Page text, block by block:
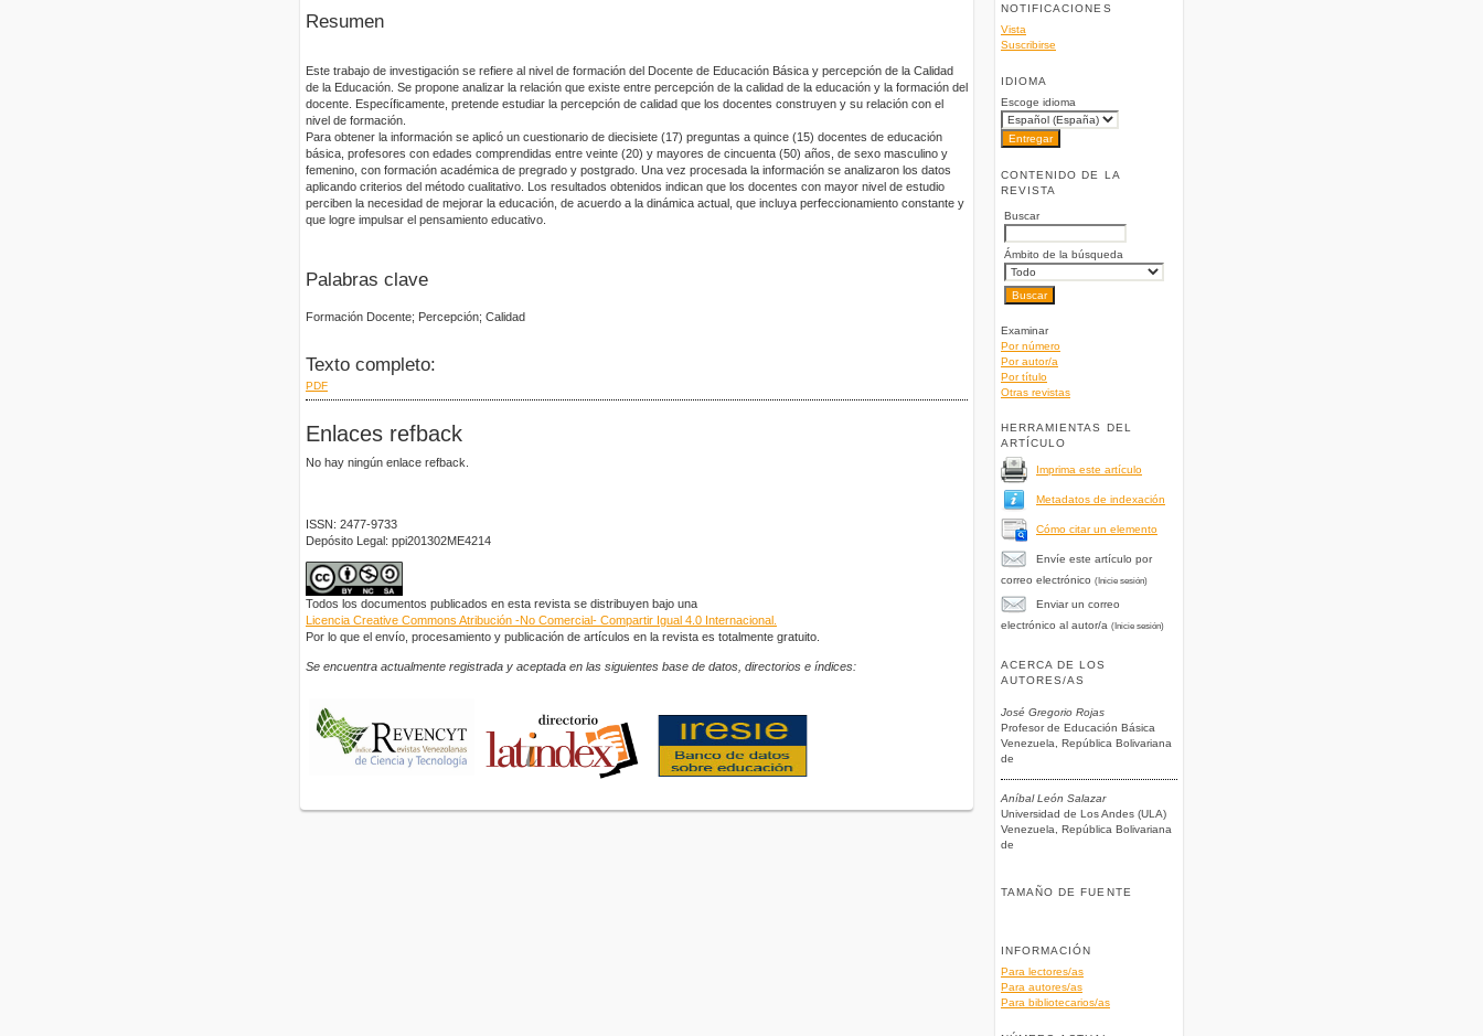
NOTIFICACIONES
Vista
Suscribirse
IDIOMA
Escoge idioma
CONTENIDO DE LA
REVISTA
Buscar
Ámbito de la búsqueda
Examinar
Por número
Por autor/a
Por título
Otras revistas
HERRAMIENTAS DEL
ARTÍCULO
Imprima este artículo
Metadatos de indexación
Cómo citar un elemento
Envíe este artículo por
correo electrónico (Inicie sesión)
Enviar un correo
electrónico al autor/a (Inicie sesión)
ACERCA DE LOS
AUTORES/AS
José Gregorio Rojas
Profesor de Educación Básica
Venezuela, República Bolivariana
de
Aníbal León Salazar
Universidad de Los Andes (ULA)
Venezuela, República Bolivariana
de
TAMAÑO DE FUENTE
INFORMACIÓN
Para lectores/as
Para autores/as
Para bibliotecarios/as
Resumen
Este trabajo de investigación se refiere al nivel de formación del Docente de Educación Básica y percepción de la Calidad
de la Educación. Se propone analizar la relación que existe entre percepción de la calidad de la educación y la formación del
docente. Específicamente, pretende estudiar la percepción de calidad que los docentes construyen y su relación con el
nivel de formación.
Para obtener la información se aplicó un cuestionario de diecisiete (17) preguntas a quince (15) docentes de educación
básica, profesores con edades comprendidas entre veinte (20) y mayores de cincuenta (50) años, de sexo masculino y
femenino, con formación académica de pregrado y postgrado. Una vez procesada la información se analizaron los datos
aplicando criterios del método cualitativo. Los resultados obtenidos indican que los docentes con mayor nivel de estudio
perciben la necesidad de mejorar la educación, de acuerdo a la dinámica actual, que incluya perfeccionamiento constante y
que logre impulsar el pensamiento educativo.
Palabras clave
Formación Docente; Percepción; Calidad
Texto completo:
PDF
Enlaces refback
No hay ningún enlace refback.
ISSN: 2477-9733
Depósito Legal: ppi201302ME4214
Todos los documentos publicados en esta revista se distribuyen bajo una
Licencia Creative Commons Atribución -No Comercial- Compartir Igual 4.0 Internacional.
Por lo que el envío, procesamiento y publicación de artículos en la revista es totalmente gratuito.
Se encuentra actualmente registrada y aceptada en las siguientes base de datos, directorios e índices: